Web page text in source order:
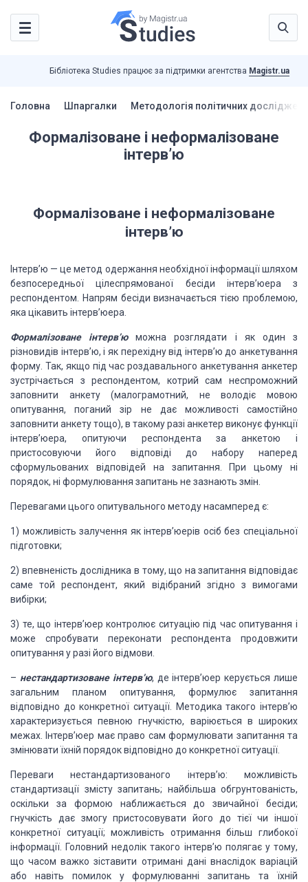
Бібліотека Studies працює за підтримки агентства Magistr.ua
Головна Шпаргалки Методологія політичних
Формалізоване і неформалізоване
інтерв’ю
Формалізоване і неформалізоване
інтерв’ю
Інтерв’ю — це метод одержання необхідної інформації шляхом
безпосередньої цілеспрямованої бесіди інтерв’юера з
респондентом. Напрям бесіди визначається тією проблемою,
яка цікавить інтерв’юера.
Формалізоване інтерв’юможна розглядати і як один з
різновидів інтерв’ю, і як перехідну від інтерв’ю до анкетування
форму. Так, якщо під час роздавального анкетування анкетер
зустрічається з респондентом, котрий сам неспроможний
заповнити анкету (малограмотний, не володіє мовою
опитування, поганий зір не дає можливості самостійно
заповнити анкету тощо), в такому разі анкетер виконує функції
інтерв’юера, опитуючи респондента за анкетою і
пристосовуючи його відповіді до набору наперед
сформульованих відповідей на запитання. При цьому ні
порядок, ні формулювання запитань не зазнають змін.
Перевагами цього опитувального методу насамперед є:
1) можливість залучення як інтерв’юерів осіб без спеціальної
підготовки;
2) впевненість дослідника в тому, що на запитання відповідає
саме той респондент, який відібраний згідно з вимогами
вибірки;
3) те, що інтерв’юер контролює ситуацію під час опитування і
може спробувати переконати респондента продовжити
опитування у разі його відмови.
– нестандартизоване інтерв’ю, де інтерв’юер керується лише
загальним планом опитування, формулює запитання
відповідно до конкретної ситуації. Методика такого інтерв’ю
характеризується певною гнучкістю, варіюється в широких
межах. Інтерв’юер має право сам формулювати запитання та
змінювати їхній порядок відповідно до конкретної ситуації.
Переваги нестандартизованого інтерв’ю: можливість
стандартизації змісту запитань; найбільша обгрунтованість,
оскільки за формою наближається до звичайної бесіди;
гнучкість дає змогу пристосовувати його до тієї чи іншої
конкретної ситуації; можливість отримання більш глибокої
інформації. Головний недолік такого інтерв’ю полягає у тому,
що часом важко зіставити отримані дані внаслідок варіацій
або навіть помилок у формулюванні запитань та їхній